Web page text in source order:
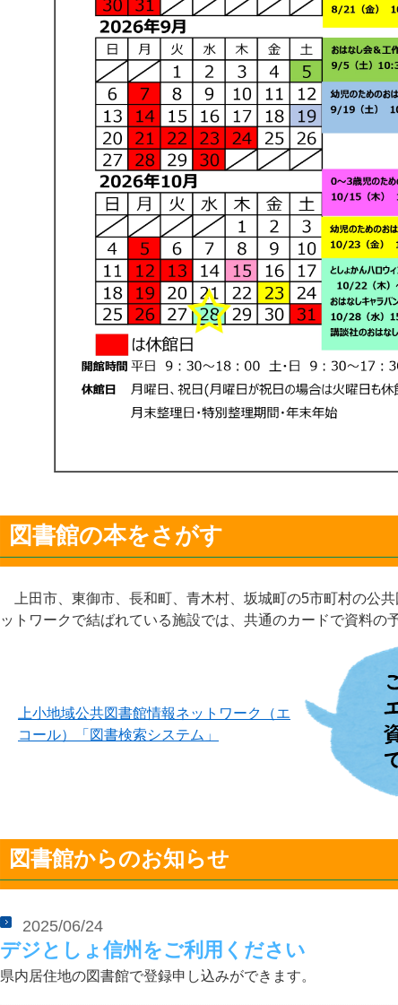
図書館の本をさがす
上田市、東御市、長和町、青木村、坂城町の5市町村の公
ットワークで結ばれている施設では、共通のカードで資料の
上小地域公共図書館情報ネットワーク（エ
コール）「図書検索システム」
図書館からのお知らせ
2025/06/24
デジとしょ信州をご利用ください
県内居住地の図書館で登録申し込みができます。